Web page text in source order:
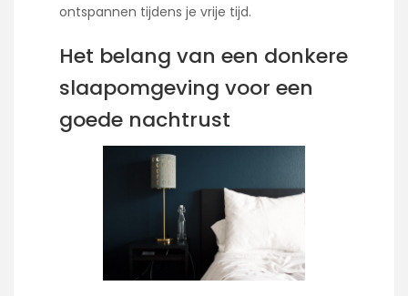
ontspannen tijdens je vrije tijd.
Het belang van een donkere
slaapomgeving voor een
goede nachtrust